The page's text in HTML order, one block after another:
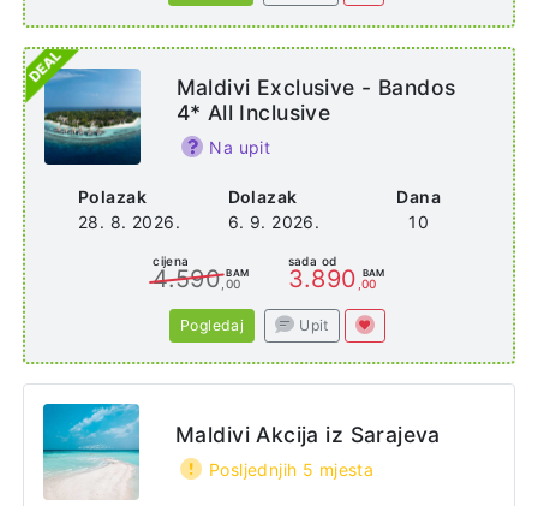
Polazak
28. 8. 2026.
Dolazak
6. 9. 2026.
Dana
10
Maldivi Exclusive - Bandos
4* All Inclusive
Na upit
cijena
4.590 BAM
,00
sada od
3.890 BAM
,00
Pogledaj Upit
Maldivi Akcija iz Sarajeva
Posljednjih 5 mjesta